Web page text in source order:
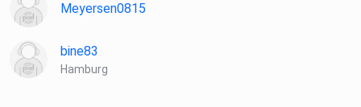
Meyersen0815
bine83
Hamburg